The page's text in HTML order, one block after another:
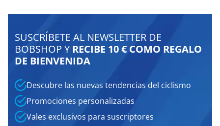
SUSCRÍBETE AL NEWSLETTER DE
BOBSHOP Y RECIBE 10 € COMO REGALO
DE BIENVENIDA
Descubre las nuevas tendencias del ciclismo
Promociones personalizadas
Vales exclusivos para suscriptores